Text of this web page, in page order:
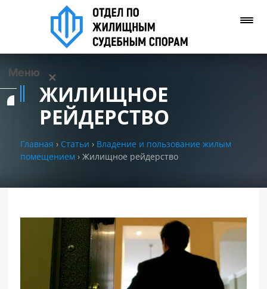
Меню ✕
О нас
(WhatsApp)
Позвонить нам
ЖИЛИЩНОЕ
РЕЙДЕРСТВО
Главная › Статьи › Владение и пользование жилым
помещением › Жилищное рейдерство